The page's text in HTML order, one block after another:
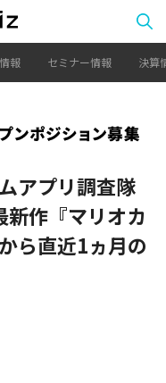
報 セミナー情報 決算
アプリ調査隊
作『マリオカ
ら直近1ヵ月の